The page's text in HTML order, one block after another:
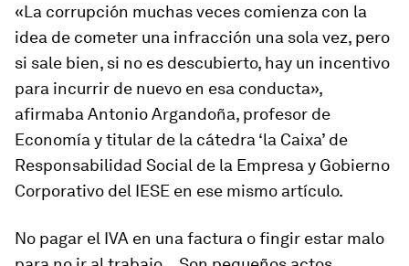
«La corrupción muchas veces comienza con la
idea de cometer una infracción una sola vez, pero
si sale bien, si no es descubierto, hay un incentivo
para incurrir de nuevo en esa conducta»,
afirmaba Antonio Argandoña, profesor de
Economía y titular de la cátedra ‘la Caixa’ de
Responsabilidad Social de la Empresa y Gobierno
Corporativo del IESE en ese mismo artículo.
No pagar el IVA en una factura o fingir estar malo